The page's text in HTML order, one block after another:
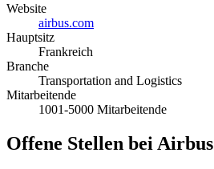
Website
airbus.com
Hauptsitz
Frankreich
Branche
Transportation and Logistics
Mitarbeitende
1001-5000 Mitarbeitende
Offene Stellen bei Airbus